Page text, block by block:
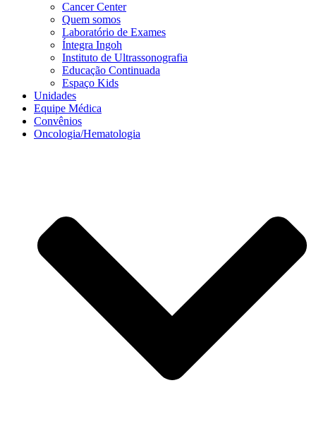
Cancer Center
Quem somos
Laboratório de Exames
Íntegra Ingoh
Instituto de Ultrassonografia
Educação Continuada
Espaço Kids
Unidades
Equipe Médica
Convênios
Oncologia/Hematologia